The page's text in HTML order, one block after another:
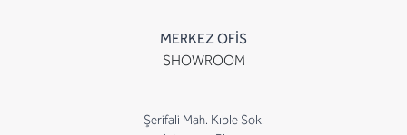
MERKEZ OFİS
SHOWROOM
Şerifali Mah. Kıble Sok.